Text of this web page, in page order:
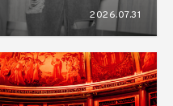
2026.07.31